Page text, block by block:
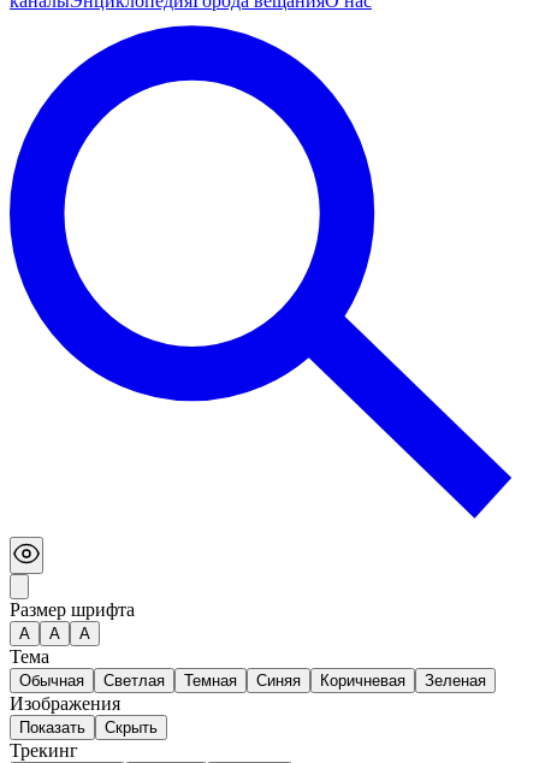
Размер шрифта
А A A
Тема
Обычная Светлая Темная Синяя Коричневая Зеленая
Изображения
Показать Скрыть
Трекинг